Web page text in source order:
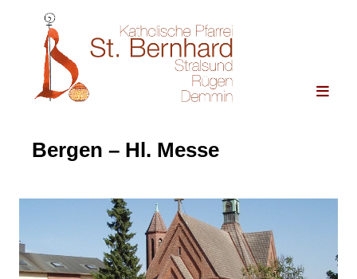
Bergen – Hl. Messe